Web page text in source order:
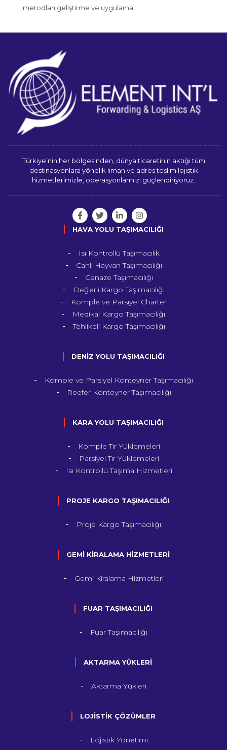
metodları geliştirme ve uygulama.
Türkiye’nin her bölgesinden, dünya ticaretinin aktığı tüm
destinasyonlara yönelik liman ve adres teslim lojistik
hizmetlerimizle, operasyonlarınızı güçlendiriyoruz.
HAVA YOLU TAŞIMACILIĞI
Isı Kontrollü Taşımacılık
Canlı Hayvan Taşımacılığı
Cenaze Taşımacılığı
Değerli Kargo Taşımacılığı
Komple ve Parsiyel Charter
Medikal Kargo Taşımacılığı
Tehlikeli Kargo Taşımacılığı
DENİZ YOLU TAŞIMACILIĞI
Komple ve Parsiyel Konteyner Taşımacılığı
Reefer Konteyner Taşımacılığı
KARA YOLU TAŞIMACILIĞI
Komple Tır Yüklemeleri
Parsiyel Tır Yüklemeleri
Isı Kontrollü Taşıma Hizmetleri
PROJE KARGO TAŞIMACILIĞI
Proje Kargo Taşımacılığı
GEMİ KİRALAMA HİZMETLERİ
Gemi Kiralama Hizmetleri
FUAR TAŞIMACILIĞI
Fuar Taşımacılığı
AKTARMA YÜKLERİ
Aktarma Yükleri
LOJİSTİK ÇÖZÜMLER
Lojistik Yönetimi